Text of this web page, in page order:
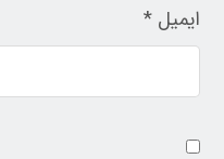
ایمیل*